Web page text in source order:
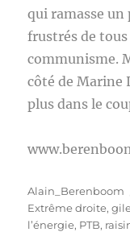
qui ramasse un
frustrés de
communisme.
côté de Marine
plus dans le
Auteur
Alain_Berenboom
Extrême droite,
l’énergie, PTB,